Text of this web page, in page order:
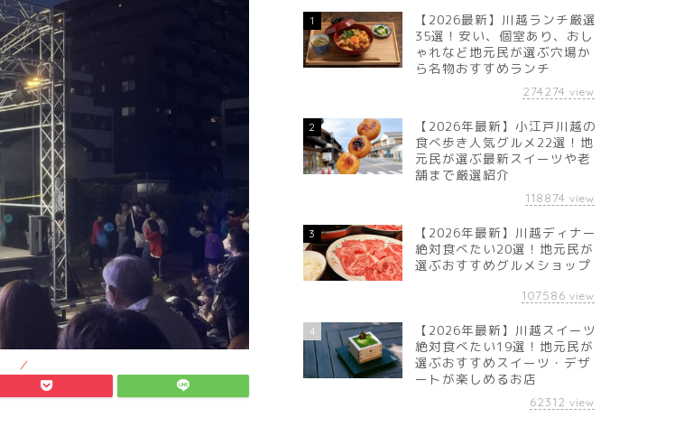
1
【2026最新】川越ランチ厳選
35選！安い、個室あり、おし
ゃれなど地元民が選ぶ穴場か
ら名物おすすめランチ
274274 view
2
【2026年最新】小江戸川越の
食べ歩き人気グルメ22選！地
元民が選ぶ最新スイーツや老
舗まで厳選紹介
118874 view
3
【2026年最新】川越ディナー
絶対食べたい20選！地元民が
選ぶおすすめグルメショップ
107586 view
4
【2026年最新】川越スイーツ
絶対食べたい19選！地元民が
選ぶおすすめスイーツ・デザ
ートが楽しめるお店
62312 view